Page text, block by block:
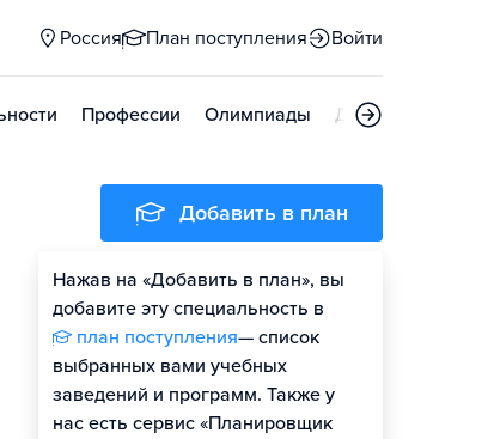
Россия План поступления Войти
Профессии Олимпиады Дни открытых
Добавить в план
Нажав на «Добавить в план», вы
добавите эту специальность в
план поступления— список
выбранных вами учебных
заведений и программ. Также у
нас есть сервис «Планировщик